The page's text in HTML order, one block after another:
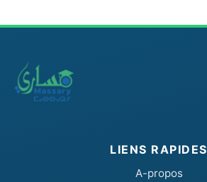
LIENS RAPIDES
A-propos